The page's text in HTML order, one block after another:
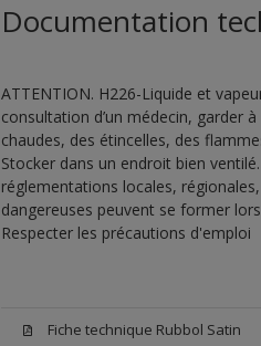
Documentation
ATTENTION. H226-Liquide et
consultation d’un médecin, garder
chaudes, des étincelles, des
Stocker dans un endroit bien
réglementations locales,
dangereuses peuvent se former
Respecter les précautions d'emploi
Fiche technique Rubbol Satin